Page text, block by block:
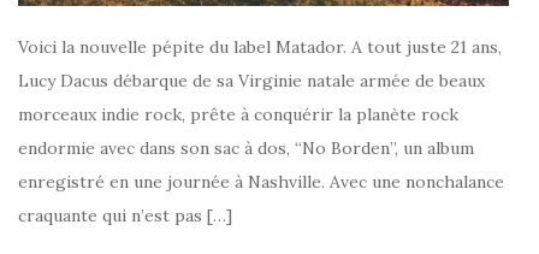
Voici la nouvelle pépite du label Matador. A tout juste 21 ans,
Lucy Dacus débarque de sa Virginie natale armée de beaux
morceaux indie rock, prête à conquérir la planète rock
endormie avec dans son sac à dos, “No Borden”, un album
enregistré en une journée à Nashville. Avec une nonchalance
craquante qui n’est pas […]